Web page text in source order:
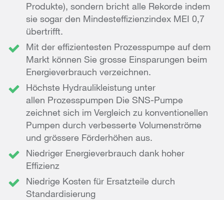
Produkte), sondern bricht alle Rekorde indem
sie sogar den Mindesteffizienzindex MEI 0,7
übertrifft.
Mit der effizientesten Prozesspumpe auf dem
Markt können Sie grosse Einsparungen beim
Energieverbrauch verzeichnen.
Höchste Hydraulikleistung unter
allen Prozesspumpen Die SNS-Pumpe
zeichnet sich im Vergleich zu konventionellen
Pumpen durch verbesserte Volumenströme
und grössere Förderhöhen aus.
Niedriger Energieverbrauch dank hoher
Effizienz
Niedrige Kosten für Ersatzteile durch
Standardisierung